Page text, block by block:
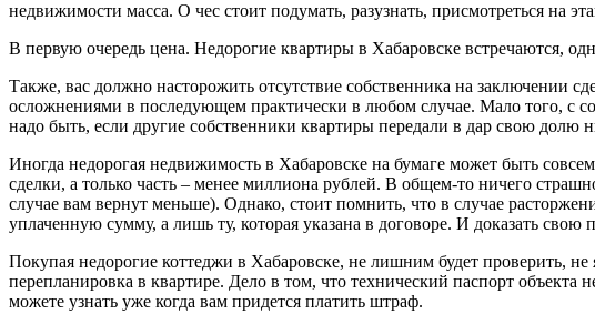
недвижимости масса. О чес стоит подумать, разузнать, присмотреться на
В первую очередь цена. Недорогие квартиры в Хабаровске встречаются,
Также, вас должно насторожить отсутствие собственника на заключении
осложнениями в последующем практически в любом случае. Мало того, с
надо быть, если другие собственники квартиры передали в дар свою
Иногда недорогая недвижимость в Хабаровске на бумаге может быть
сделки, а только часть – менее миллиона рублей. В общем-то ничего
случае вам вернут меньше). Однако, стоит помнить, что в случае
уплаченную сумму, а лишь ту, которая указана в договоре. И доказать свою
Покупая недорогие коттеджи в Хабаровске, не лишним будет проверить, не
перепланировка в квартире. Дело в том, что технический паспорт объекта
можете узнать уже когда вам придется платить штраф.